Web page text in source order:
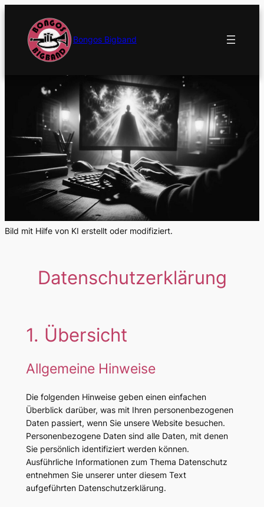
Bongos Bigband
Bild mit Hilfe von KI erstellt oder modifiziert.
Datenschutzerklärung
1. Übersicht
Allgemeine Hinweise
Die folgenden Hinweise geben einen einfachen
Überblick darüber, was mit Ihren personenbezogenen
Daten passiert, wenn Sie unsere Website besuchen.
Personenbezogene Daten sind alle Daten, mit denen
Sie persönlich identifiziert werden können.
Ausführliche Informationen zum Thema Datenschutz
entnehmen Sie unserer unter diesem Text
aufgeführten Datenschutzerklärung.